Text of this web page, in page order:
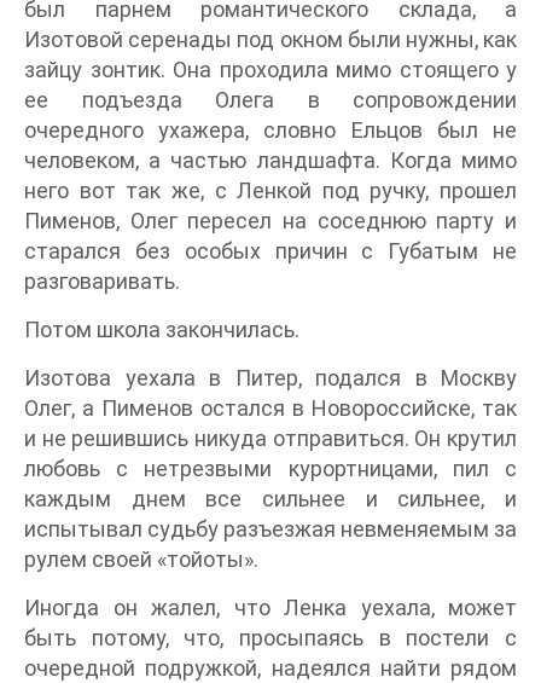
был парнем романтического склада, а
Изотовой серенады под окном были нужны, как
зайцу зонтик. Она проходила мимо стоящего у
ее подъезда Олега в сопровождении
очередного ухажера, словно Ельцов был не
человеком, а частью ландшафта. Когда мимо
него вот так же, с Ленкой под ручку, прошел
Пименов, Олег пересел на соседнюю парту и
старался без особых причин с Губатым не
разговаривать.
Потом школа закончилась.
Изотова уехала в Питер, подался в Москву
Олег, а Пименов остался в Новороссийске, так
и не решившись никуда отправиться. Он крутил
любовь с нетрезвыми курортницами, пил с
каждым днем все сильнее и сильнее, и
испытывал судьбу разъезжая невменяемым за
рулем своей «тойоты».
Иногда он жалел, что Ленка уехала, может
быть потому, что, просыпаясь в постели с
очередной подружкой, надеялся найти рядом